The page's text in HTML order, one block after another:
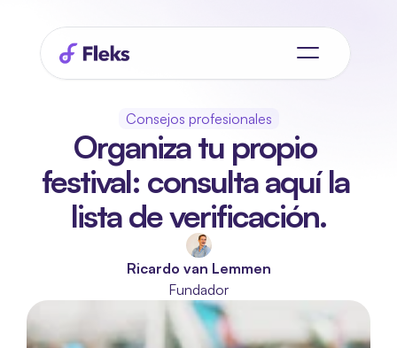
Consejos profesionales
Organiza tu propio
festival: consulta aquí la
lista de verificación.
Ricardo van Lemmen
Fundador